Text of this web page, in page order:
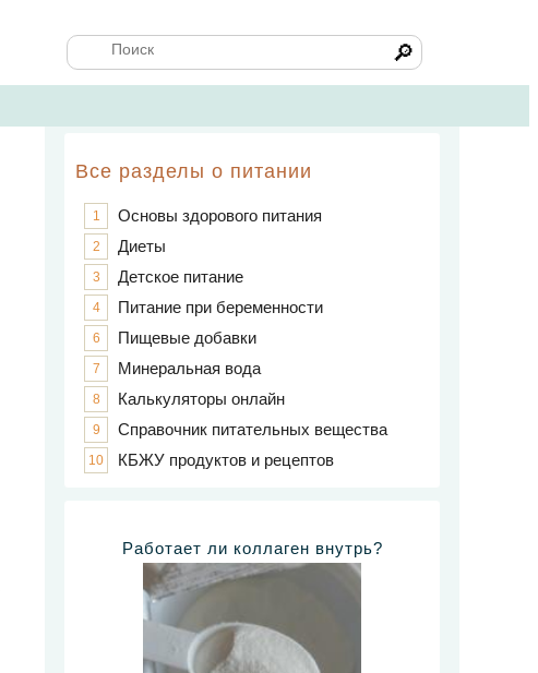
🔎
Все разделы о питании
1 Основы здорового питания
2 Диеты
3 Детское питание
4 Питание при беременности
6 Пищевые добавки
7 Минеральная вода
8 Калькуляторы онлайн
9 Справочник питательных вещества
10 КБЖУ продуктов и рецептов
Работает ли коллаген внутрь?